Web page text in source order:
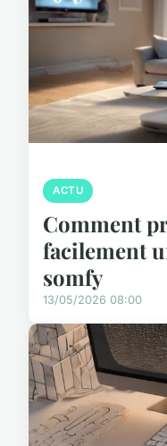
ACTU
Comment
facilement
somfy
13/05/2026 08:00